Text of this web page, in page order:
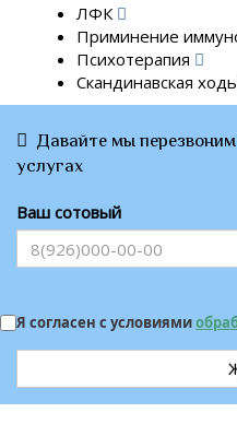
ЛФК
Приминение
Психотерапия
Скандинавская
Давайте мы
услугах
Ваш сотовый
Я согласен с условиями